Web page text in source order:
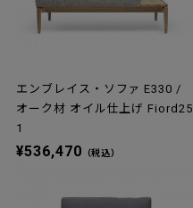
エンブレイス・ソファ E330 /
オーク材 オイル仕上げ Fiord25
1
¥536,470 （税込）